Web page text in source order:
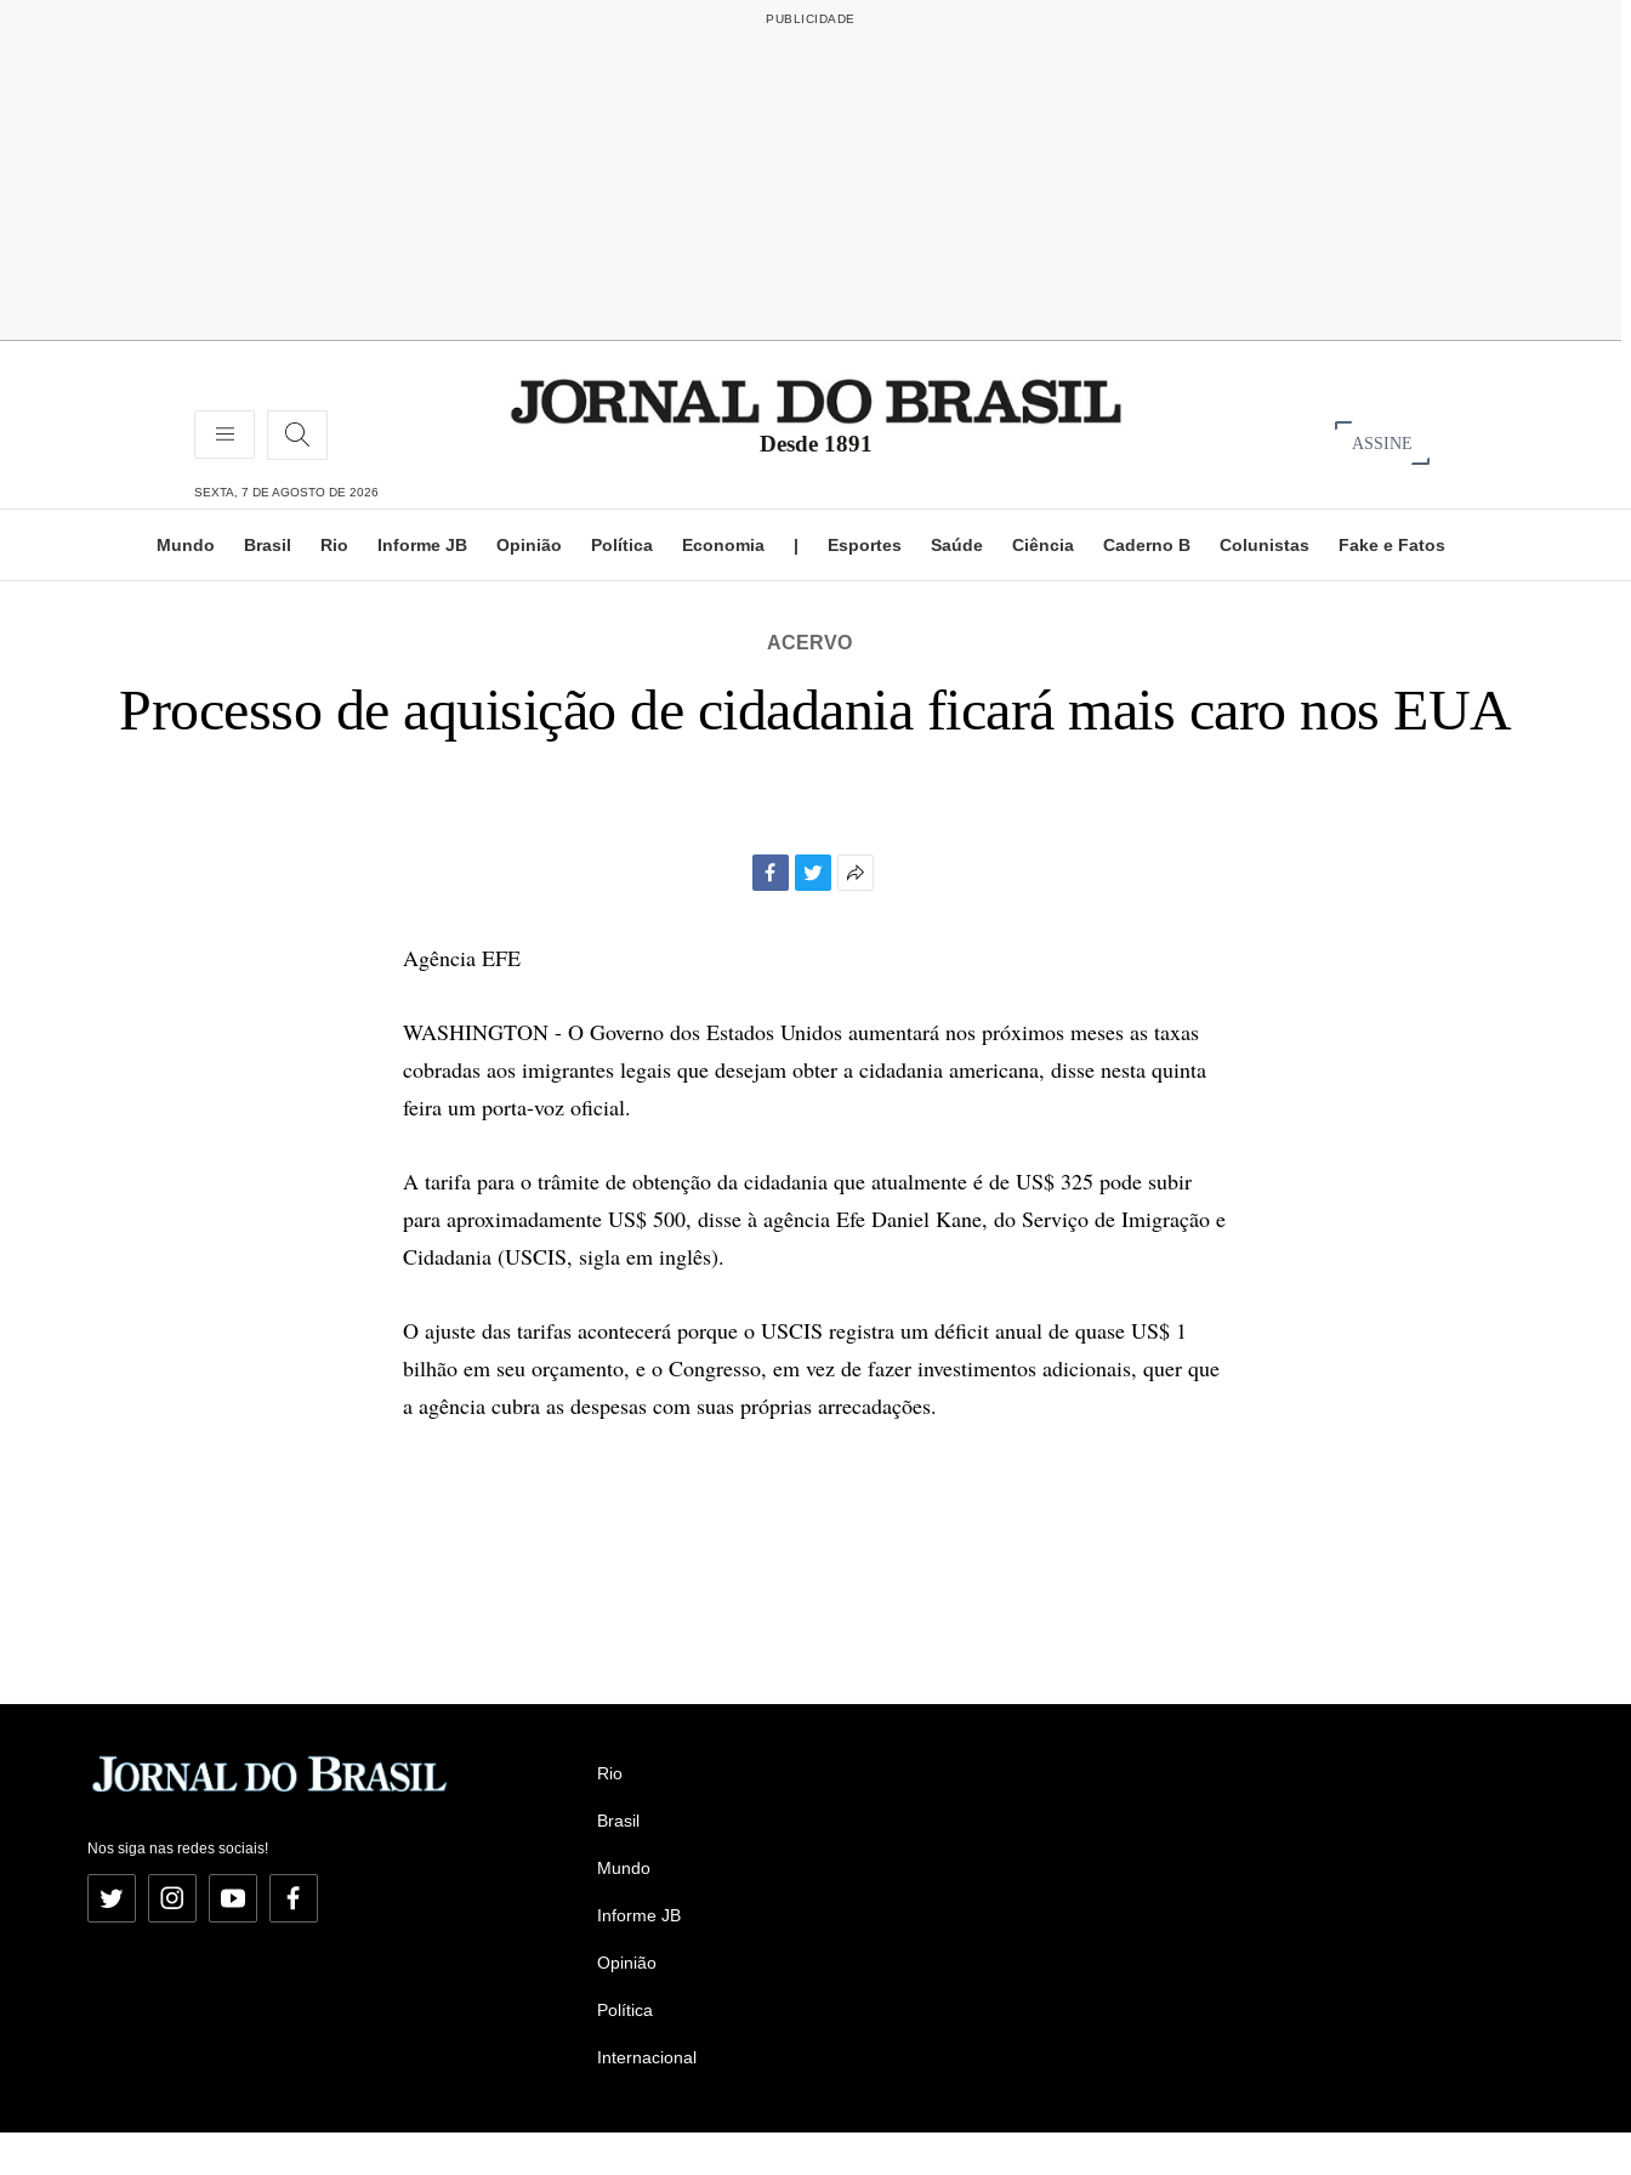
Desde 1891 ASSINE
SEXTA, 7 DE AGOSTO DE 2026
Mundo Brasil Rio Informe JB Opinião Política Economia | Esportes Saúde Ciência Caderno B Colunistas Fake e Fatos
ACERVO
Processo de aquisição de cidadania ficará mais caro nos EUA
Agência EFE
WASHINGTON - O Governo dos Estados Unidos aumentará nos próximos meses as taxas
cobradas aos imigrantes legais que desejam obter a cidadania americana, disse nesta quinta
feira um porta-voz oficial.
A tarifa para o trâmite de obtenção da cidadania que atualmente é de US$ 325 pode subir
para aproximadamente US$ 500, disse à agência Efe Daniel Kane, do Serviço de Imigração e
Cidadania (USCIS, sigla em inglês).
O ajuste das tarifas acontecerá porque o USCIS registra um déficit anual de quase US$ 1
bilhão em seu orçamento, e o Congresso, em vez de fazer investimentos adicionais, quer que
a agência cubra as despesas com suas próprias arrecadações.
Nos siga nas redes sociais!
Twitter InstagramYouTubeFacebook
Rio
Brasil
Mundo
Informe JB
Opinião
Política
Internacional